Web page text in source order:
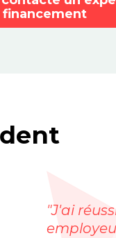
financement
"J'ai